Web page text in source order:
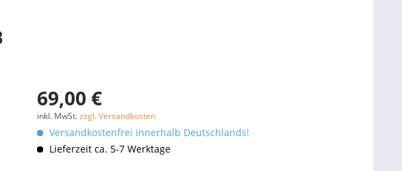
69,00 €
inkl. MwSt.zzgl. Versandkosten
Versandkostenfrei innerhalb Deutschlands!
Lieferzeit ca. 5-7 Werktage